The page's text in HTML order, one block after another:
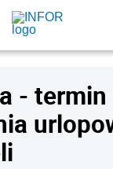
- termin